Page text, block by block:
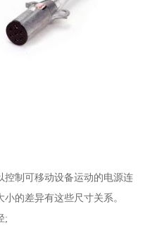
控制可移动设备运动的电源连
的差异有这些尺寸关系。
;